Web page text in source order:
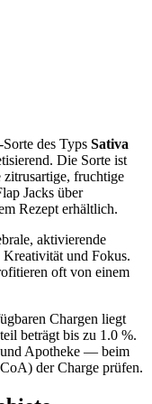
des Typs Sativa
Die Sorte ist
zitrusartige, fruchtige
Jacks über
Rezept erhältlich.
aktivierende
und Fokus.
oft von einem
Chargen liegt
beträgt bis zu 1.0 %.
und Apotheke — beim
der Charge prüfen.